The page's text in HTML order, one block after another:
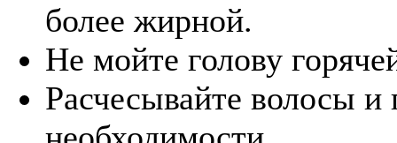
более жирной.
Не мойте голову
Расчесывайте волосы и